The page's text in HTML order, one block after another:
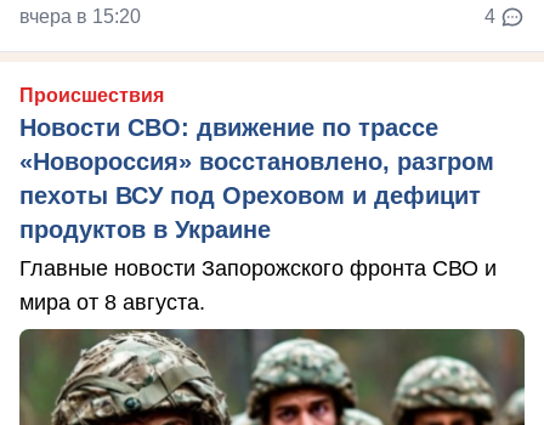
вчера в 15:20 4
Происшествия
Новости СВО: движение по трассе
«Новороссия» восстановлено, разгром
пехоты ВСУ под Ореховом и дефицит
продуктов в Украине
Главные новости Запорожского фронта СВО и
мира от 8 августа.